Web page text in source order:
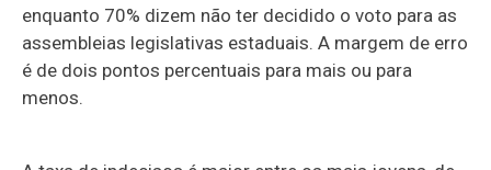
enquanto 70% dizem não ter decidido o voto para as
assembleias legislativas estaduais. A margem de erro
é de dois pontos percentuais para mais ou para
menos.